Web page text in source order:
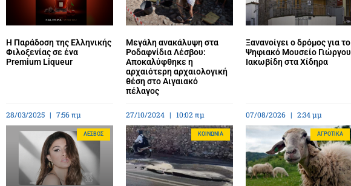
Η Παράδοση της Ελληνικής
Φιλοξενίας σε ένα
Premium Liqueur
28/03/2025 7:56 πμ
Μεγάλη ανακάλυψη στα
Ροδαφνίδια Λέσβου:
Αποκαλύφθηκε η
αρχαιότερη αρχαιολογική
θέση στο Αιγαιακό
πέλαγος
27/10/2024 10:02 πμ
Ξανανοίγει ο δρόμος για το
Ψηφιακό Μουσείο Γιώργου
Ιακωβίδη στα Χίδηρα
07/08/2026 2:34 μμ
ΛΈΣΒΟΣ ΚΟΙΝΩΝΊΑ ΑΓΡΟΤΙΚΆ